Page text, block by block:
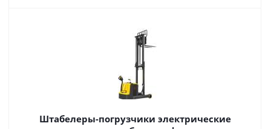
Штабелеры-погрузчики электрические